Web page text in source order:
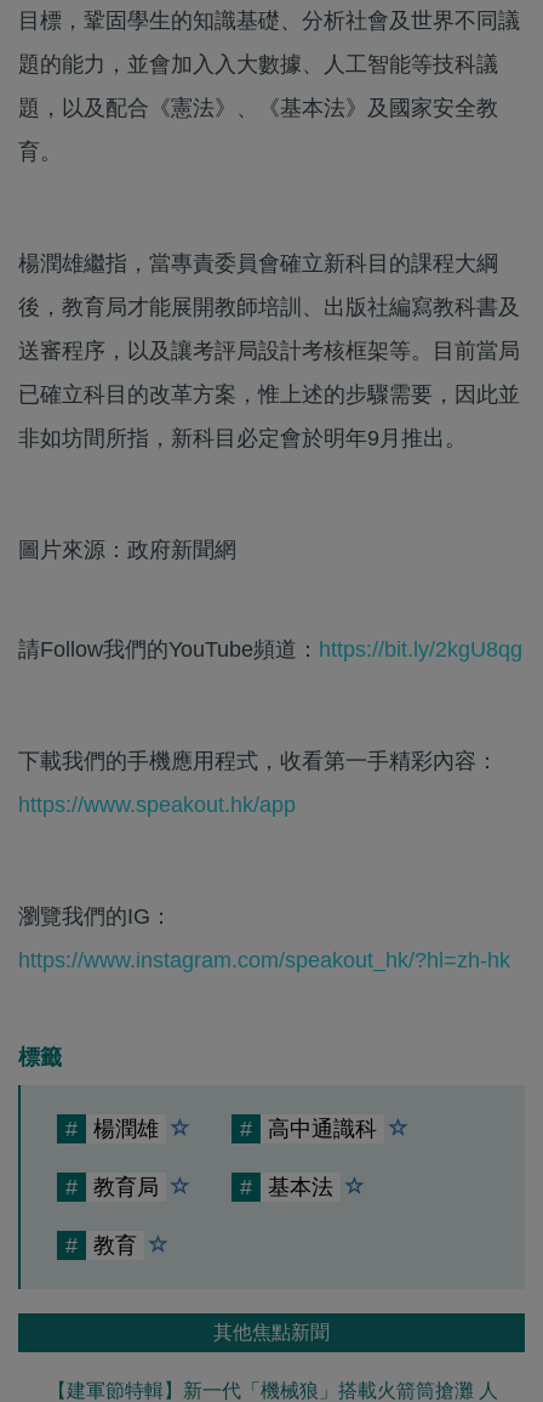
目標，鞏固學生的知識基礎、分析社會及世界不同議
題的能力，並會加入入大數據、人工智能等技科議
題，以及配合《憲法》、《基本法》及國家安全教
育。
楊潤雄繼指，當專責委員會確立新科目的課程大綱
後，教育局才能展開教師培訓、出版社編寫教科書及
送審程序，以及讓考評局設計考核框架等。目前當局
已確立科目的改革方案，惟上述的步驟需要，因此並
非如坊間所指，新科目必定會於明年9月推出。
圖片來源：政府新聞網
請Follow我們的YouTube頻道： https://bit.ly/2kgU8qg
下載我們的手機應用程式，收看第一手精彩內容：
https://www.speakout.hk/app
瀏覽我們的IG：
https://www.instagram.com/speakout_hk/?hl=zh-hk
標籤
# 楊潤雄 # 高中通識科
# 教育局 # 基本法
# 教育
其他焦點新聞
【建軍節特輯】新一代「機械狼」搭載火箭筒搶灘 人